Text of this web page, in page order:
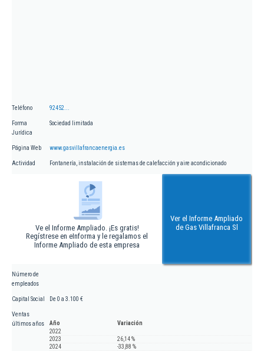
Teléfono 92452...
Forma
Jurídica
Sociedad limitada
Página Web www.gasvillafrancaenergia.es
Actividad Fontanería, instalación de sistemas de calefacción y aire acondicionado
Ve el Informe Ampliado. ¡Es gratis!
Regístrese en eInforma y le regalamos el
Informe Ampliado de esta empresa
Ver el Informe Ampliado
de Gas Villafranca Sl
Número de
empleados
Capital Social De 0 a 3.100 €
Ventas
últimos años
Año
Variación
2022
2023
26,14 %
2024
-33,88 %